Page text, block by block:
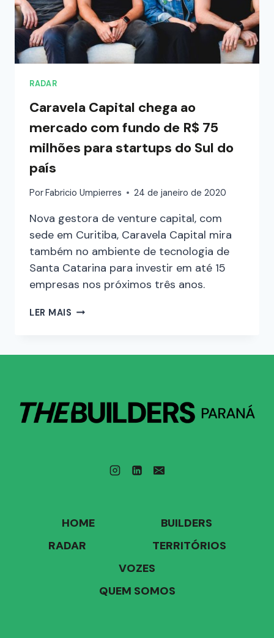
RADAR
Caravela Capital chega ao
mercado com fundo de R$ 75
milhões para startups do Sul do
país
PorFabricio Umpierres 24 de janeiro de 2020
Nova gestora de venture capital, com
sede em Curitiba, Caravela Capital mira
também no ambiente de tecnologia de
Santa Catarina para investir em até 15
empresas nos próximos três anos.
LER MAIS
HOME
BUILDERS
RADAR
TERRITÓRIOS
VOZES
QUEM SOMOS